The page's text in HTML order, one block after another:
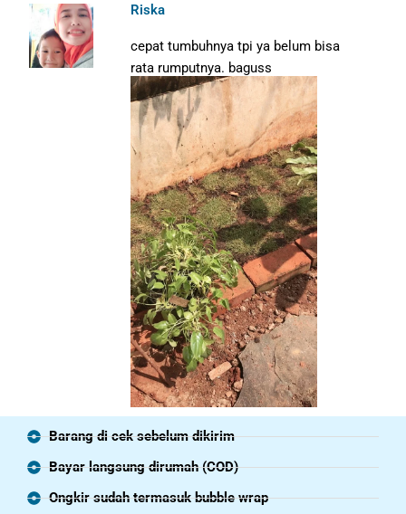
Riska
cepat tumbuhnya tpi ya belum bisa
rata rumputnya. baguss
Barang di cek sebelum dikirim
Bayar langsung dirumah (COD)
Ongkir sudah termasuk bubble wrap